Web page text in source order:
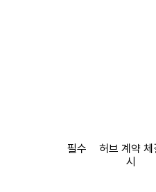
필수
허브 계약 체
시